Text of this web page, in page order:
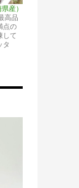
産）
高品
点の
して
タ